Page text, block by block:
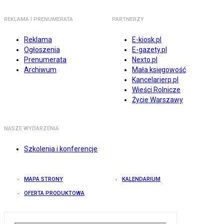
REKLAMA I PRENUMERATA
Reklama
Ogłoszenia
Prenumerata
Archiwum
PARTNERZY
E-kiosk.pl
E-gazety.pl
Nexto.pl
Mała księgowość
Kancelarierp.pl
Wieści Rolnicze
Życie Warszawy
NASZE WYDARZENIA
Szkolenia i konferencje
MAPA STRONY KALENDARIUM
OFERTA PRODUKTOWA